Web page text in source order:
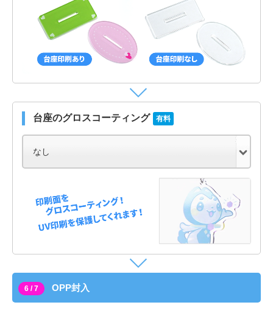
台座のグロスコーティング 有料
6 / 7 OPP封入